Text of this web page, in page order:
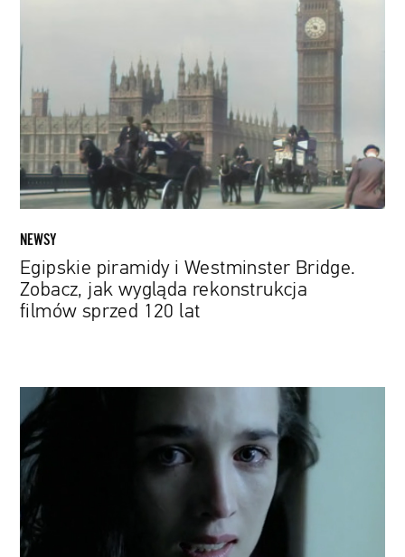
Bridge.
Zobacz,
jak
wygląda
rekonstrukcja
filmów
sprzed
120
NEWSY
Egipskie piramidy i Westminster Bridge.
Zobacz, jak wygląda rekonstrukcja
filmów sprzed 120 lat
„Opętanie"
Andrzeja
Żuławskiego
powróci
w
jakości